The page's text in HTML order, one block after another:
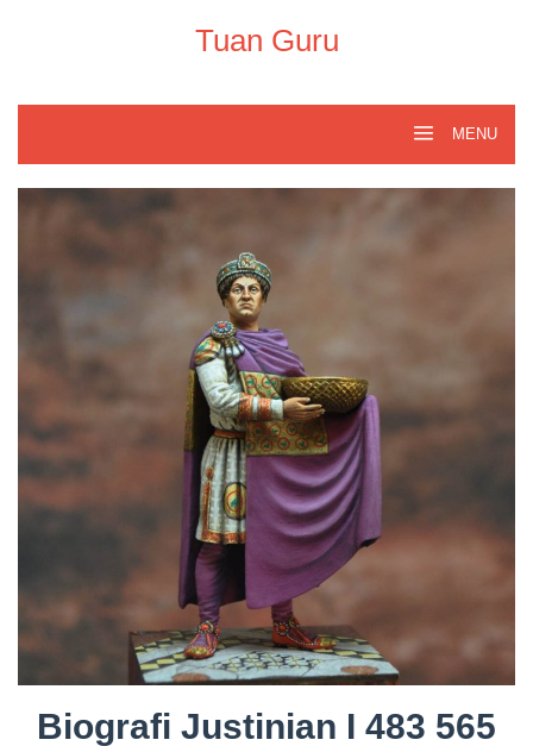
Tuan Guru
MENU
Biografi Justinian I 483 565